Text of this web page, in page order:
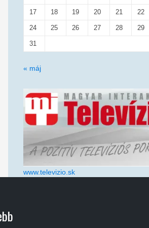
17 18 19 20 21 22
24 25 26 27 28 29
31
« máj
www.televizio.sk